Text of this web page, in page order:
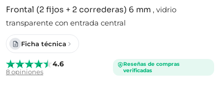
Frontal (2 fijos + 2 correderas) 6 mm , vidrio
transparente con entrada central
Ficha técnica
4.6
8 opiniones
Reseñas de compras
verificadas